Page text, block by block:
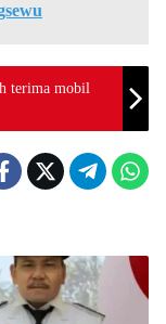
terima mobil